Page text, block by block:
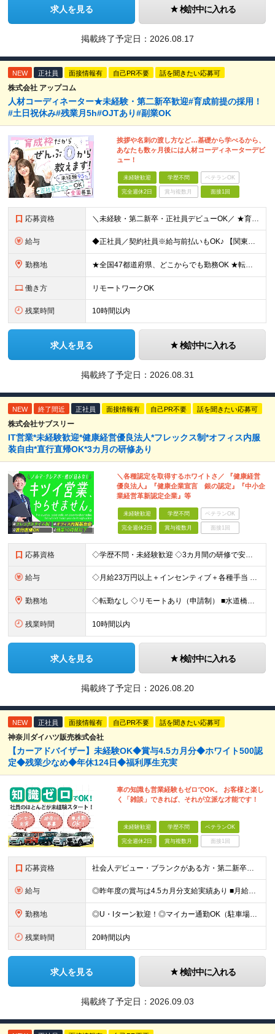
求人を見る 検討中に入れる
掲載終了予定日： 2026.08.17
NEW 正社員 面接情報有 自己PR不要 話を聞きたい応募可
株式会社 アップコム
人材コーディネーター★未経験・第二新卒歓迎#育成前提の採用！
#土日祝休み#残業月5h#OJTあり#副業OK
挨拶や名刺の渡し方など…基礎から学べるから、
あなたも数ヶ月後には人材コーディネーターデビ
ュー！
未経験歓迎 学歴不問 ベテランOK
完全週休2日 賞与複数月 面接1回
応募資格 ＼未経験・第二新卒・正社員デビューOK／ ★育成前提の採用を実施中！ ■経歴・ブランク不問 ■学歴不問 ≪≪特別なスキルや経験は必要なし！≫≫ 当社では人柄重視の採用を実施しています。 働く先輩社員
給与 ◆正社員／契約社員※給与前払いもOK♪ 【関東（一都三県）】 月給25万円～ ※固定残業代（月20時間分／月3万2383円）を含む。超過分は別途支給。 ※試用期間中の給与は月給23万円～ 【関東（北
勤務地 ★全国47都道府県、どこからでも勤務OK ★転勤なし！腰を据えて活躍◎ ★マイカー通勤OK（拠点による） ★業務に慣れたら、ゆくゆくはリモート併用やフルリモートも可能 全国のお客様先にて勤務していた
働き方 リモートワークOK
残業時間 10時間以内
求人を見る 検討中に入れる
掲載終了予定日： 2026.08.31
NEW 終了間近 正社員 面接情報有 自己PR不要 話を聞きたい応募可
株式会社サブスリー
IT営業*未経験歓迎*健康経営優良法⼈*フレックス制*オフィス内服
装自由*直行直帰OK*3カ月の研修あり
＼各種認定を取得するホワイトさ／ 『健康経営
優良法人』『健康企業宣言 銀の認定』『中小企
業経営革新認定企業』等
未経験歓迎 学歴不問 ベテランOK
完全週休2日 賞与複数月 面接1回
応募資格 ◇学歴不問・未経験歓迎 ◇3カ月間の研修で安心スタート！ ◇営業/IT業界経験者はより歓迎 【こんな方を歓迎します】 ・IT業界で営業に挑戦したい方 ・チームで協力しながら働きたい方 ・ガツガツしす
給与 ◇月給23万円以上＋インセンティブ＋各種手当 ・残業代と交通費は別途支給 ・退職金や住宅手当など…福利厚生も充実！ 【経験者は経験・スキルに応じて優遇します】 月給25万円以上＋インセンティブ賞与2
勤務地 ◇転勤なし ◇リモートあり（申請制） ■水道橋オフィス／東京都千代田区神田三崎町3-5-9 天翔オフィス水道橋7F ※敷地内全面禁煙
残業時間 10時間以内
求人を見る 検討中に入れる
掲載終了予定日： 2026.08.20
NEW 正社員 面接情報有 自己PR不要 話を聞きたい応募可
神奈川ダイハツ販売株式会社
【カーアドバイザー】未経験OK◆賞与4.5カ月分◆ホワイト500認
定◆残業少なめ◆年休124日◆福利厚生充実
車の知識も営業経験もゼロでOK。 お客様と楽し
く「雑談」できれば、それが立派な才能です！
未経験歓迎 学歴不問 ベテランOK
完全週休2日 賞与複数月 面接1回
応募資格 社会人デビュー・ブランクがある方・第二新卒も歓迎します！ ◆普通自動車免許（MT）をお持ちの方 ※入社前にAT限定解除をしていただければOKです！ ◆未経験者歓迎 ◆学歴不問 車の専門知識は一切問
給与 ◎昨年度の賞与は4.5カ月分支給実績あり ■月給25万円以上＋各種手当+賞与年2回（昨年度実績4.5カ月分） ※経験・能力を考慮して決定いたします。 ※残業代は全額支給します。 ※6ヶ月間の試用期間
勤務地 ◎U・Iターン歓迎！◎マイカー通勤OK（駐車場完備） ■神奈川県内にある下記いずれかの店舗 ※経験、スキル、無理なく通える範囲を考慮して配属します ■法人営業部 -------------- 横浜
残業時間 20時間以内
求人を見る 検討中に入れる
掲載終了予定日： 2026.09.03